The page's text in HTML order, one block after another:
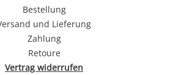
Bestellung
und Lieferung
Zahlung
Retoure
Vertrag widerrufen